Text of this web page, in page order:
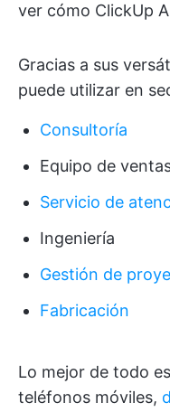
ver cómo ClickUp
Gracias a sus
puede utilizar en
Consultoría
Equipo de
Servicio de
Ingeniería
Gestión de
Fabricación
Lo mejor de todo
teléfonos móviles,